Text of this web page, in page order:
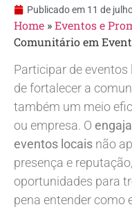
Publicado em 11 de
Home »Eventos e
Comunitário em
Participar de
de fortalecer a
também um meio
ou empresa. O
eventos locais não
presença e
oportunidades para
pena entender como